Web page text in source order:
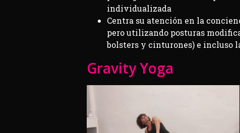
individualizada
Centra su atención en la
pero utilizando posturas
bolsters y cinturones) e incluso
Gravity Yoga